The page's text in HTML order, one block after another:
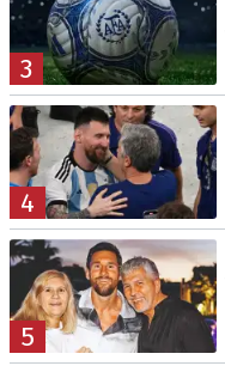
3
4
5